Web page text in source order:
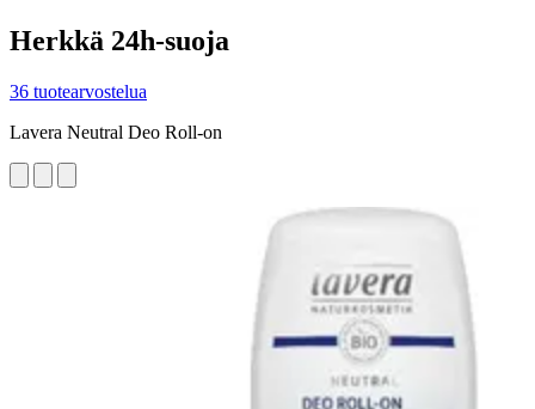
Herkkä 24h-suoja
36 tuotearvostelua
Lavera Neutral Deo Roll-on